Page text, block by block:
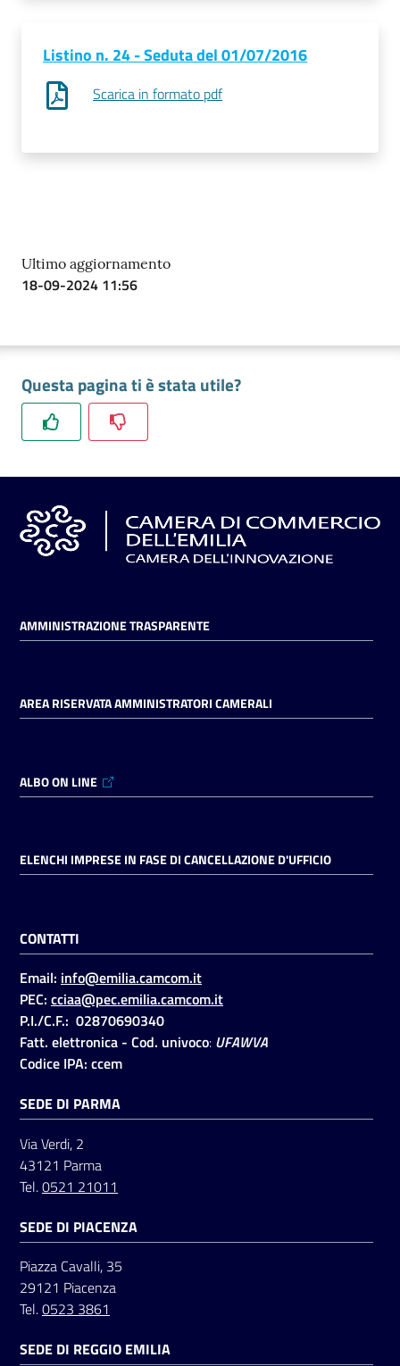
Listino n. 24 - Seduta del 01/07/2016
Scarica in formato pdf
Ultimo aggiornamento
18-09-2024 11:56
Questa pagina ti è stata utile?
AMMINISTRAZIONE TRASPARENTE
AREA RISERVATA AMMINISTRATORI CAMERALI
ALBO ON LINE
ELENCHI IMPRESE IN FASE DI CANCELLAZIONE D'UFFICIO
CONTATTI
Email: info@emilia.camcom.it
PEC: cciaa@pec.emilia.camcom.it
P.I./C.F.: 02870690340
Fatt. elettronica - Cod. univoco: UFAWVA
Codice IPA: ccem
SEDE DI PARMA
Via Verdi, 2
43121 Parma
Tel.0521 21011
SEDE DI PIACENZA
Piazza Cavalli, 35
29121 Piacenza
Tel.0523 3861
SEDE DI REGGIO EMILIA